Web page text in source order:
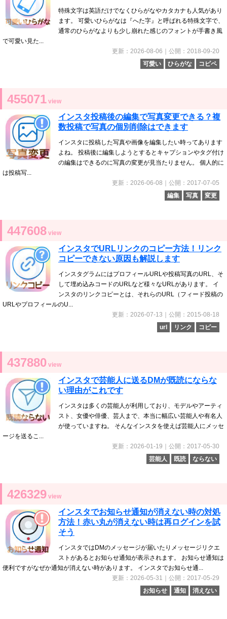
特殊文字は英語だけでなくひらがなやカタカナも人気があり
ます。 可愛いひらがなは『へた字』と呼ばれる特殊文字で、
通常のひらがなよりも少し崩れた感じのフォントが手書き風
で可愛い見た...
更新：2026-08-06｜公開：2018-09-20
可愛い
ひらがな コピペ
455071 view
インスタ投稿後の編集で写真変更できる？複
数投稿で写真の個別削除はできます
インスタに投稿した写真や画像を編集したい時ってあります
よね。 投稿後に編集しようとするとキャプションやタグ付け
の編集はできるのに写真の変更が見当たりません。 個人的に
は投稿写...
更新：2026-06-08｜公開：2017-07-05
編集
写真 変更
447608 view
インスタでURLリンクのコピー方法！リンク
コピーできない原因も解説します
インスタグラムにはプロフィールURLや投稿写真のURL、そ
して埋め込みコードのURLなど様々なURLがあります。 イ
ンスタのリンクコピーとは、それらのURL（フィード投稿の
URLやプロフィールのU...
更新：2026-07-13｜公開：2015-08-18
url
リンク コピー
437880 view
インスタで芸能人に送るDMが既読にならな
い理由がこれです
インスタは多くの芸能人が利用しており、モデルやアーティ
スト、女優や俳優、芸人まで、本当に幅広い芸能人や有名人
が使っていますね。 そんなインスタを使えば芸能人にメッセ
ージを送るこ...
更新：2026-01-19｜公開：2017-05-30
芸能人
既読 ならない
426329 view
インスタでお知らせ通知が消えない時の対処
方法！赤い丸が消えない時は再ログインを試
そう
インスタではDMのメッセージが届いたりメッセージリクエ
ストがあるとお知らせ通知が表示されます。 お知らせ通知は
便利ですがなぜか通知が消えない時があります。 インスタでお知らせ通...
更新：2026-05-31｜公開：2017-05-29
お知らせ
通知 消えない